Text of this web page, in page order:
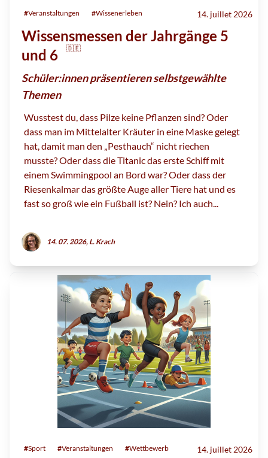
#Veranstaltungen #Wissenerleben 14. juillet 2026
Wissensmessen der Jahrgänge 5
und 6
🇩🇪
Schüler:innen präsentieren selbstgewählte
Themen
Wusstest du, dass Pilze keine Pflanzen sind? Oder
dass man im Mittelalter Kräuter in eine Maske gelegt
hat, damit man den „Pesthauch“ nicht riechen
musste? Oder dass die Titanic das erste Schiff mit
einem Swimmingpool an Bord war? Oder dass der
Riesenkalmar das größte Auge aller Tiere hat und es
fast so groß wie ein Fußball ist? Nein? Ich auch...
14. 07. 2026, L. Krach
#Sport #Veranstaltungen #Wettbewerb 14. juillet 2026